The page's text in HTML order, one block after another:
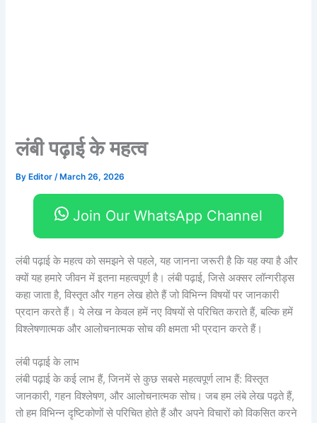
लंबी पढ़ाई के महत्व
By Editor/ March 26, 2026
Join Our WhatsApp Channel
लंबी पढ़ाई के महत्व को समझने से पहले, यह जानना जरूरी है कि यह क्या है और
क्यों यह हमारे जीवन में इतना महत्वपूर्ण है। लंबी पढ़ाई, जिसे अक्सर लॉन्गरीड्स
कहा जाता है, विस्तृत और गहन लेख होते हैं जो विभिन्न विषयों पर जानकारी
प्रदान करते हैं। ये लेख न केवल हमें नए विषयों से परिचित कराते हैं, बल्कि हमें
विश्लेषणात्मक और आलोचनात्मक सोच की क्षमता भी प्रदान करते हैं।
लंबी पढ़ाई के लाभ
लंबी पढ़ाई के कई लाभ हैं, जिनमें से कुछ सबसे महत्वपूर्ण लाभ हैं: विस्तृत
जानकारी, गहन विश्लेषण, और आलोचनात्मक सोच। जब हम लंबे लेख पढ़ते हैं,
तो हम विभिन्न दृष्टिकोणों से परिचित होते हैं और अपने विचारों को विकसित करने